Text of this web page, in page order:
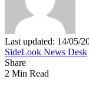
Last updated: 14/05/
SideLook News Desk
Share
2 Min Read